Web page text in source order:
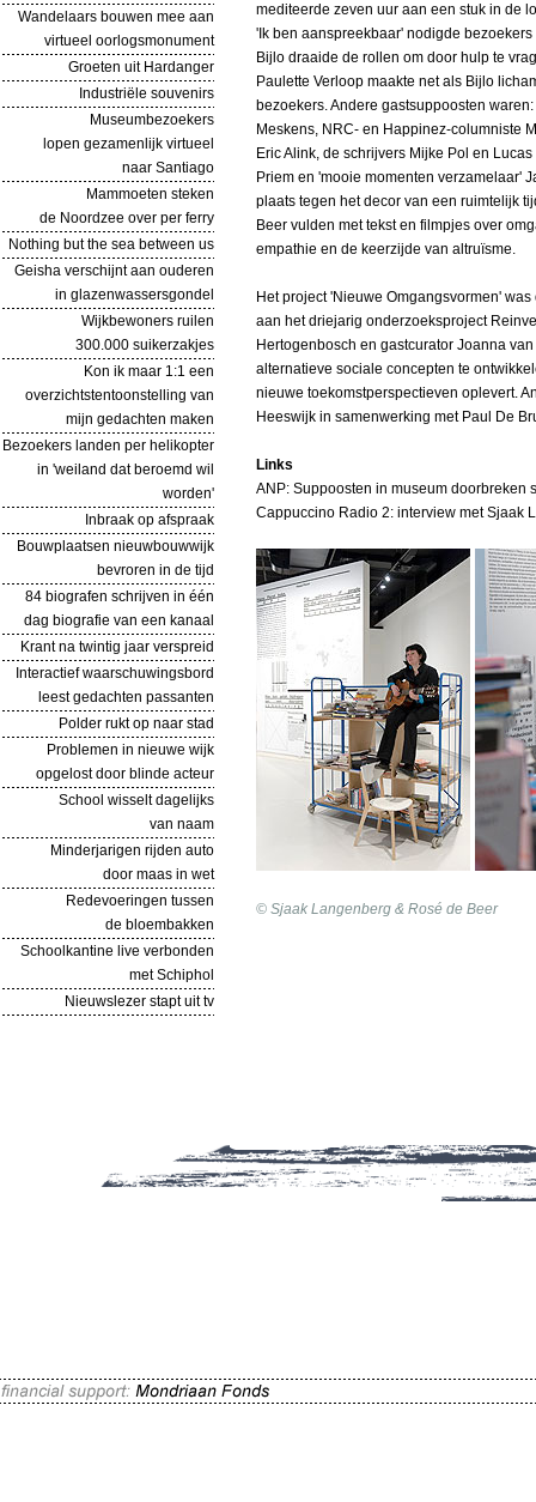
Wandelaars bouwen mee aan
virtueel oorlogsmonument
Groeten uit Hardanger
Industriële souvenirs
Museumbezoekers
lopen gezamenlijk virtueel
naar Santiago
Mammoeten steken
de Noordzee over per ferry
Nothing but the sea between us
Geisha verschijnt aan ouderen
in glazenwassersgondel
Wijkbewoners ruilen
300.000 suikerzakjes
Kon ik maar 1:1 een
overzichtstentoonstelling van
mijn gedachten maken
Bezoekers landen per helikopter
in 'weiland dat beroemd wil
worden'
Inbraak op afspraak
Bouwplaatsen nieuwbouwwijk
bevroren in de tijd
84 biografen schrijven in één
dag biografie van een kanaal
Krant na twintig jaar verspreid
Interactief waarschuwingsbord
leest gedachten passanten
Polder rukt op naar stad
Problemen in nieuwe wijk
opgelost door blinde acteur
School wisselt dagelijks
van naam
Minderjarigen rijden auto
door maas in wet
Redevoeringen tussen
de bloembakken
Schoolkantine live verbonden
met Schiphol
Nieuwslezer stapt uit tv
mediteerde zeven uur aan een stuk in de
'Ik ben aanspreekbaar' nodigde
Bijlo draaide de rollen om door hulp te
Paulette Verloop maakte net als Bijlo
bezoekers. Andere gastsuppoosten
Meskens, NRC- en Happinez-columniste
Eric Alink, de schrijvers Mijke Pol en
Priem en 'mooie momenten verzamelaar'
plaats tegen het decor van een ruimtelijk
Beer vulden met tekst en filmpjes over
empathie en de keerzijde van altruïsme.
Het project 'Nieuwe Omgangsvormen'
aan het driejarig onderzoeksproject
Hertogenbosch en gastcurator Joanna
alternatieve sociale concepten te
nieuwe toekomstperspectieven oplevert.
Heeswijk in samenwerking met Paul De
Links
ANP: Suppoosten in museum doorbreken
Cappuccino Radio 2: interview met Sjaak
© Sjaak Langenberg & Rosé de Beer